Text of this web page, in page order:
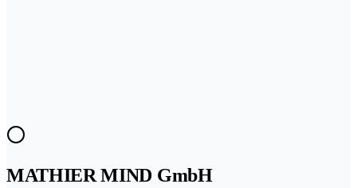
MATHIER MIND GmbH